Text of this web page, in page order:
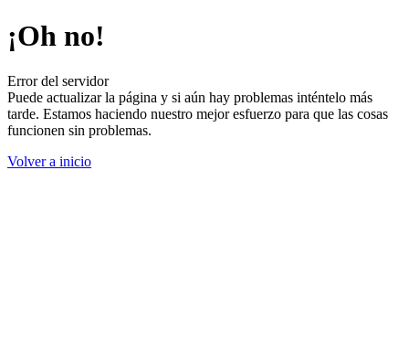
¡Oh no!
Error del servidor
Puede actualizar la página y si aún hay problemas inténtelo más
tarde. Estamos haciendo nuestro mejor esfuerzo para que las cosas
funcionen sin problemas.
Volver a inicio